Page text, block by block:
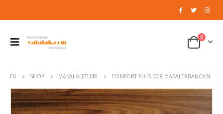
0
EV SHOP MASAJ ALETLERI COMFORT PLUS J008 MASAJ TABANCASI